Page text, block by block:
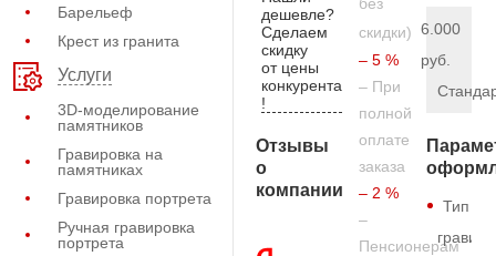
Барельеф
Крест из гранита
Услуги
3D-моделирование
памятников
Гравировка на
памятниках
Гравировка портрета
Ручная гравировка
портрета
дешевле?
Сделаем
скидку
от цены
конкурента
!
Отзывы
о
компании
скидки)
– 5 %
– При
полной
оплате
заказа
– 2 %
–
Пенсионерам
6.000
руб.
Тип